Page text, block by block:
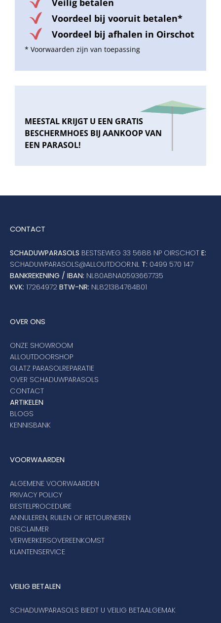
Parasolvoeten
Balkonklemmen
Beschermhoezen
Verlichting
Glatz Vita Collectie
Umbrosa en Paraflex parasoldoeken
Onze merken
Veilig betalen
Voordeel bij vooruit betalen*
Voordeel bij afhalen in Oirschot
* Voorwaarden zijn van toepassing
MEESTAL KRIJGT U EEN GRATIS
BESCHERMHOES BIJ AANKOOP VAN
EEN PARASOL!
CONTACT
SCHADUWPARASOLS BESTSEWEG 33 5688 NP OIRSCHOT E:
SCHADUWPARASOLS@ALLOUTDOOR.NL T: 0499 570 147
BANKREKENING / IBAN: NL80ABNA0593667735
KVK: 17264972 BTW-NR: NL821384764B01
OVER ONS
ONZE SHOWROOM
ALLOUTDOORSHOP
GLATZ PARASOLREPARATIE
OVER SCHADUWPARASOLS
CONTACT
ARTIKELEN
BLOGS
KENNISBANK
VOORWAARDEN
ALGEMENE VOORWAARDEN
PRIVACY POLICY
BESTELPROCEDURE
ANNULEREN, RUILEN OF RETOURNEREN
DISCLAIMER
VERWERKERSOVEREENKOMST
KLANTENSERVICE
VEILIG BETALEN
SCHADUWPARASOLS BIEDT U VEILIG BETAALGEMAK